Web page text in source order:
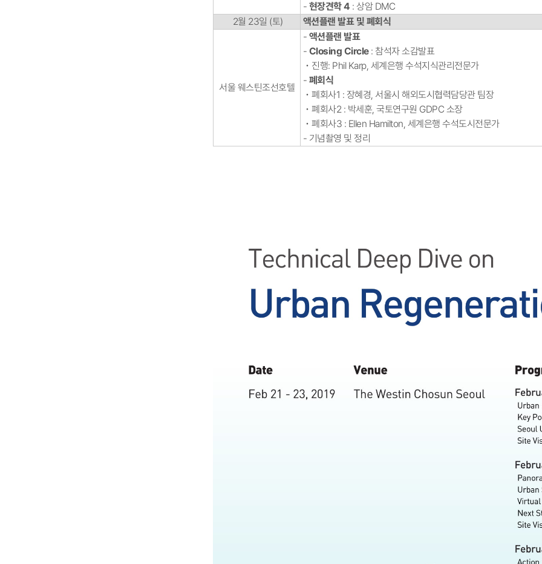
- 현장견학 4 : 상암 DMC
2월 23일 (토)
액션플랜 발표 및 폐회식
​서울 웨스틴조선호텔​
- 액션플랜 발표
- Closing Circle: 참석자 소감발표
･ 진행: Phil Karp, 세계은행 수석지식관리전문가
- 폐회식
･ 폐회사1 : 장혜경, 서울시 해외도시협력담당관 팀장
･ 폐회사2 : 박세훈, 국토연구원 GDPC 소장
･ 폐회사3 : Ellen Hamilton, 세계은행 수석도시전문가
- 기념촬영 및 정리